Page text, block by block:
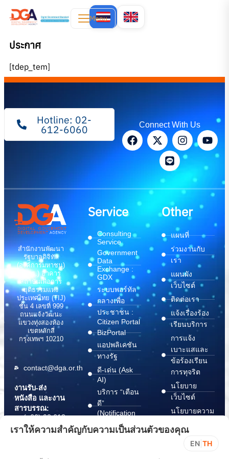
Menu
ประกาศ
[tdep_tem]
Hotline: 02-
612-6060 Connect With Us
สำนักงานพัฒนา
รัฐบาลดิจิทัล
(องค์การมหาชน)
(สพร.) อาคาร
สถาบันเพื่อการ
ยุติธรรมแห่ง
ประเทศไทย (TIJ)
ชั้น 4 เลขที่ 999
ถนนแจ้งวัฒนะ
แขวงทุ่งสองห้อง
เขตหลักสี่
กรุงเทพฯ 10210
contact@dga.or.th
งานรับ-ส่ง
หนังสือ และงาน
สารบรรณ:
(+66) 02 612
6000
saraban@dga.or.th
Service
Consulting
Service
Government
Data
Exchange :
GDX
ระบบพอร์ทัล
กลางเพื่อ
ประชาชน :
Citizen Portal
BizPortal
แอปพลิเคชัน
ทางรัฐ
ดี-เด่น (Ask
AI)
บริการ “เตือน
ดี”
(Notification
บริการ
Other
แผนที่
ร่วมงานกับ
เรา
แผนผัง
เว็บไซต์
ติดต่อเรา
แจ้งเรื่องร้อง
เรียนบริการ
การแจ้ง
เบาะแสและ
ข้อร้องเรียน
การทุจริต
นโยบาย
เว็บไซต์
นโยบายความ
ปลอดภัย
สารสนเทศ
เราให้ความสำคัญกับความเป็นส่วนตัวของคุณ
EN TH